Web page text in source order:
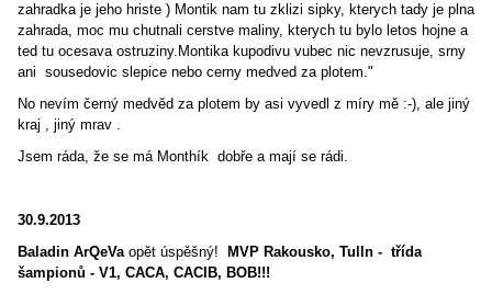
zahradka je jeho hriste ) Montik nam tu zklizi sipky, kterych tady je plna
zahrada, moc mu chutnali cerstve maliny, kterych tu bylo letos hojne a
ted tu ocesava ostruziny. Montika kupodivu vubec nic nevzrusuje, srny
ani sousedovic slepice nebo cerny medved za plotem."
No nevím černý medvěd za plotem by asi vyvedl z míry mě :-), ale jiný
kraj , jiný mrav .
Jsem ráda, že se má Monthík dobře a mají se rádi.
30.9.2013
Baladin ArQeVa opět úspěšný!
MVP Rakousko, Tulln - třída
šampionů - V1, CACA, CACIB, BOB!!!